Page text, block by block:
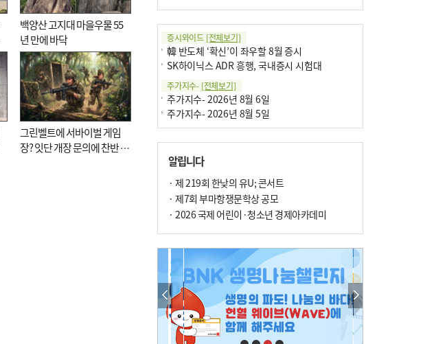
백양산 고지대 마을우물 55
년 만에 바닥
그린벨트에 서바이벌 게임
장? 잇단 개장 문의에 찬반 논
증시와이드 [전체보기]
韓 반도체 ‘확신’이 좌우할 8월 증시
SK하이닉스 ADR 흥행, 국내증시 시험대
주가지수- [전체보기]
주가지수- 2026년 8월 6일
주가지수- 2026년 8월 5일
알립니다
· 제 219회 한낮의 유U; 콘서트
· 제7회 부마항쟁문학상 공모
· 2026 국제 어린이·청소년 경제아카데미